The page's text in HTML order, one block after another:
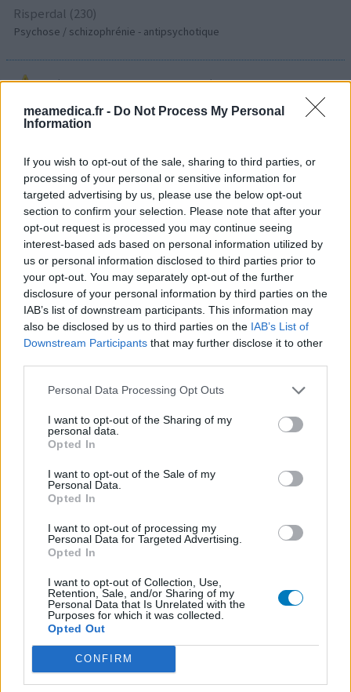
meamedica.fr - Do Not Process My Personal
Information
If you wish to opt-out of the sale, sharing to third parties, or
processing of your personal or sensitive information for
targeted advertising by us, please use the below opt-out
section to confirm your selection. Please note that after your
opt-out request is processed you may continue seeing
interest-based ads based on personal information utilized by
us or personal information disclosed to third parties prior to
your opt-out. You may separately opt-out of the further
disclosure of your personal information by third parties on the
IAB’s list of downstream participants. This information may
also be disclosed by us to third parties on the IAB’s List of
Downstream Participants that may further disclose it to other
Personal Data Processing Opt Outs
I want to opt-out of the Sharing of my
personal data.
Opted In
I want to opt-out of the Sale of my
Personal Data.
Opted In
I want to opt-out of processing my
Personal Data for Targeted Advertising.
Opted In
I want to opt-out of Collection, Use,
Retention, Sale, and/or Sharing of my
Personal Data that Is Unrelated with the
Purposes for which it was collected.
Opted Out
CONFIRM
Risperdal (230)
Psychose / schizophrénie - antipsychotique
Les évaluations de cette page sont écrites par les utilisateurs
eux-mêmes ; ces avis sont d’abord lus, et éventuellement
adaptés afin de répondre à nos standards en ce qui concerne
des connaissances médicales. De cette façon, les évaluations
reflètent seulement une image fidèle des expériences propres
aux utilisateurs et pas celle du propriétaire de ce site web.
N’oubliez-pas que les expériences peuvent varier selon les
individus et que pour tout avis médical, il faut toujours prendre
contact avec votre médecin ou votre pharmacien.